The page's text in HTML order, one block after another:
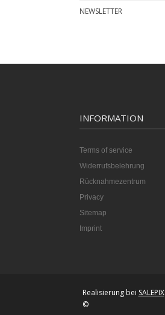
NEWSLETTER
INFORMATION
Terms of service
Widerrufsbelehrung
Rücknahmezentrum
Privacy
Sitemap
Imprint
Realisierung bei SALEPIX
©